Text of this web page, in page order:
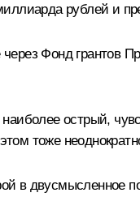
рублей и
Фонд грантов
острый,
тоже
в двусмысленное